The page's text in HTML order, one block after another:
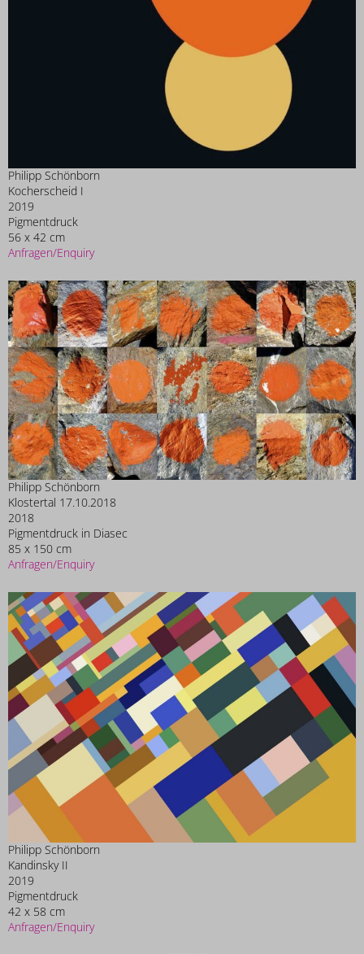
Philipp Schönborn
Kocherscheid I
2019
Pigmentdruck
56 x 42 cm
Anfragen/Enquiry
Philipp Schönborn
Klostertal 17.10.2018
2018
Pigmentdruck in Diasec
85 x 150 cm
Anfragen/Enquiry
Philipp Schönborn
Kandinsky II
2019
Pigmentdruck
42 x 58 cm
Anfragen/Enquiry